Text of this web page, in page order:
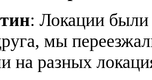
: Локации были
мы
на разных